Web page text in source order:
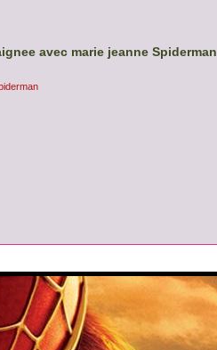
avec marie jeanne Spiderman